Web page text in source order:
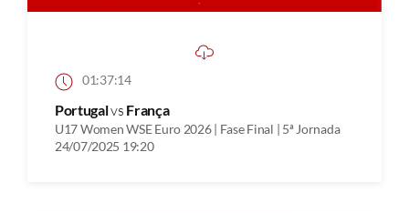
01:37:14
Portugalvs França
U17 Women WSE Euro 2026 | Fase Final | 5ª Jornada
24/07/2025 19:20